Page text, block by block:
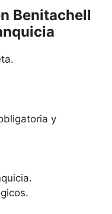
Benitachell
y